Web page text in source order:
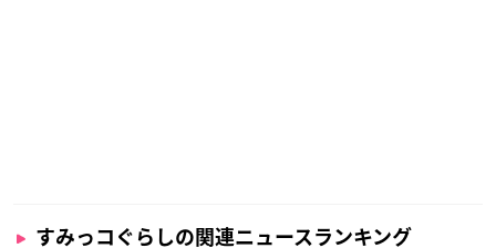
すみっコぐらしの関連ニュースランキング